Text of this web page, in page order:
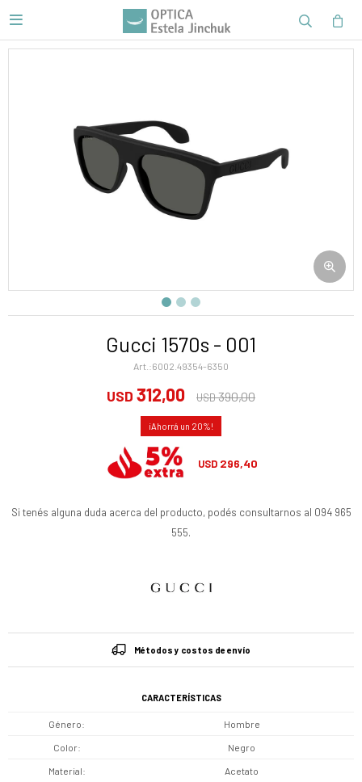

Gucci 1570s - 001
6002.49354-6350
USD 312,00 USD390,00
20
USD 296,40
Si tenés alguna duda acerca del producto, podés consultarnos al 094 965
555.
Métodos y costos de envío
CARACTERÍSTICAS
Género Hombre
Color Negro
Material Acetato